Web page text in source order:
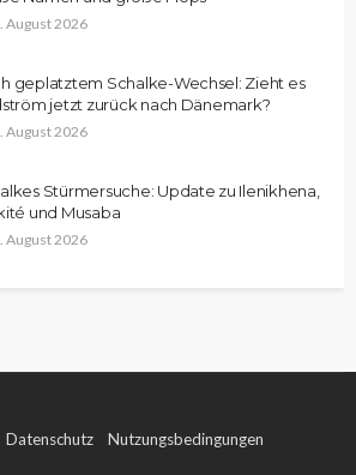
August 2026
geplatztem Schalke-Wechsel: Zieht es
jetzt zurück nach Dänemark?
August 2026
Stürmersuche: Update zu Ilenikhena,
und Musaba
August 2026
Datenschutz Nutzungsbedingungen